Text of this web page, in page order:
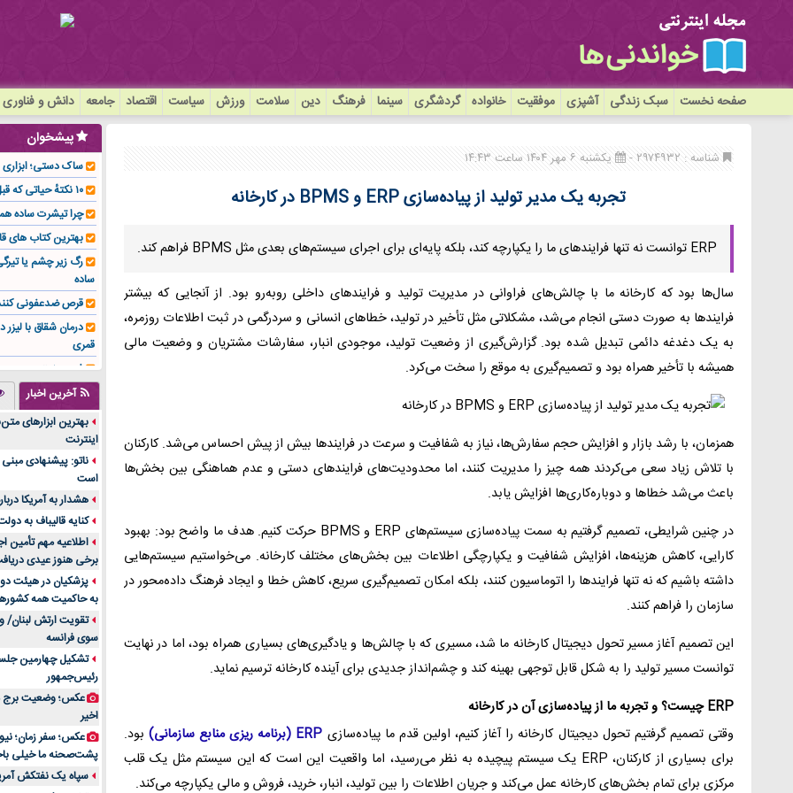
صفحه نخست سبک زندگی آشپزی موفقیت خانواده گردشگری سینما فرهنگ دین سلامت ورزش سیاست اقتصاد جامعه دانش و فناوری
شناسه : ۲۹۷۴۹۳۲ - یکشنبه ۶ مهر ۱۴۰۴ ساعت ۱۴:۴۳
تجربه یک مدیر تولید از پیاده‌سازی ERP و BPMS در کارخانه
ERP توانست نه تنها فرایندهای ما را یکپارچه کند، بلکه پایه‌ای برای اجرای سیستم‌های بعدی مثل BPMS فراهم کند.
سال‌ها بود که کارخانه ما با چالش‌های فراوانی در مدیریت تولید و فرایندهای داخلی روبه‌رو بود. از آنجایی که بیشتر
فرایندها به صورت دستی انجام می‌شد، مشکلاتی مثل تأخیر در تولید، خطاهای انسانی و سردرگمی در ثبت اطلاعات روزمره،
به یک دغدغه دائمی تبدیل شده بود. گزارش‌گیری از وضعیت تولید، موجودی انبار، سفارشات مشتریان و وضعیت مالی
همیشه با تأخیر همراه بود و تصمیم‌گیری به موقع را سخت می‌کرد.
همزمان، با رشد بازار و افزایش حجم سفارش‌ها، نیاز به شفافیت و سرعت در فرایندها بیش از پیش احساس می‌شد. کارکنان
با تلاش زیاد سعی می‌کردند همه چیز را مدیریت کنند، اما محدودیت‌های فرایندهای دستی و عدم هماهنگی بین بخش‌ها
باعث می‌شد خطاها و دوباره‌کاری‌ها افزایش یابد.
در چنین شرایطی، تصمیم گرفتیم به سمت پیاده‌سازی سیستم‌های ERP و BPMS حرکت کنیم. هدف ما واضح بود: بهبود
کارایی، کاهش هزینه‌ها، افزایش شفافیت و یکپارچگی اطلاعات بین بخش‌های مختلف کارخانه. می‌خواستیم سیستم‌هایی
داشته باشیم که نه تنها فرایندها را اتوماسیون کنند، بلکه امکان تصمیم‌گیری سریع، کاهش خطا و ایجاد فرهنگ داده‌محور در
سازمان را فراهم کنند.
این تصمیم آغاز مسیر تحول دیجیتال کارخانه ما شد، مسیری که با چالش‌ها و یادگیری‌های بسیاری همراه بود، اما در نهایت
توانست مسیر تولید را به شکل قابل توجهی بهینه کند و چشم‌انداز جدیدی برای آینده کارخانه ترسیم نماید.
ERP چیست؟ و تجربه ما از پیاده‌سازی آن در کارخانه
وقتی تصمیم گرفتیم تحول دیجیتال کارخانه را آغاز کنیم، اولین قدم ما پیاده‌سازی ERP (برنامه ریزی منابع سازمانی)
بود.
برای بسیاری از کارکنان، ERP یک سیستم پیچیده به نظر می‌رسید، اما واقعیت این است که این سیستم مثل یک قلب
مرکزی برای تمام بخش‌های کارخانه عمل می‌کند و جریان اطلاعات را بین تولید، انبار، خرید، فروش و مالی یکپارچه می‌کند.
پیشخوان
ساک دستی؛ ابزاری
۱۰ نکتهٔ حیاتی که قبل از کاشت ایمپلنت باید بدانید!
چرا تیشرت ساده
بهترین کتاب های
رگ زیر چشم یا
ساده
قرص ضدعفونی
درمان شقاق با لیزر
قمری
فوم صنعتی چیست و
تولیدکننده تهیه کرد؟
جنس هر کدام از
متریال برای شما
تولید لیوان
بازار ایران
درد زانو بعد از
انتخاب باشد
آینده موسیقی
بهترین راه
است؟
مقایسه قالب
خرید سمعک
تصمیم‌گیری
خرید و فروش
ایرانیان
اهمیت انتخاب
پرونده‌های حساس و
۷ تاثیرات کامپیوتر در حوزه علوم زندگی و کاربردی
لیفتراک صفر؛
آخرین اخبار
بهترین ابزارهای
اینترنت
ناتو: پیشنهادی
است
هشدار به آمریکا
کنایه قالیباف به
اطلاعیه مهم تأمین
برخی هنوز عیدی
پزشکیان در هیئت
به حاکمیت همه
تقویت ارتش لبنان/
سوی فرانسه
تشکیل چهارمین
رئیس‌جمهور
عکس؛ وضعیت برج
اخیر
پشت‌صحنه ما خیلی
سپاه یک نفتکش